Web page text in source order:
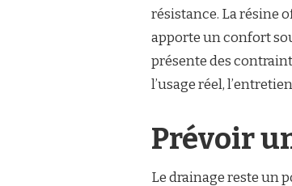
résistance. La résine
apporte un confort
présente des
l’usage réel,
Prévoir
Le drainage reste un